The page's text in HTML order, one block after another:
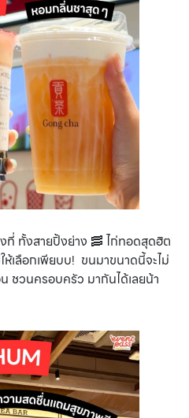
ที่ ทั้งสายปิ้งย่าง 🥓 ไก่ทอดสุดฮิต
ห้เลือกเพียบบ! ขนมาขนาดนี้จะไม่
ชวนครอบครัว มากันได้เลยน้า